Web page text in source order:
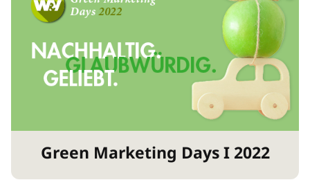
Green Marketing Days I 2022